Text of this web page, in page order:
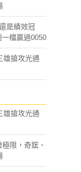
是績效冠
檔贏過0050
雄搶攻光通
雄搶攻光通
限，奇鋐、